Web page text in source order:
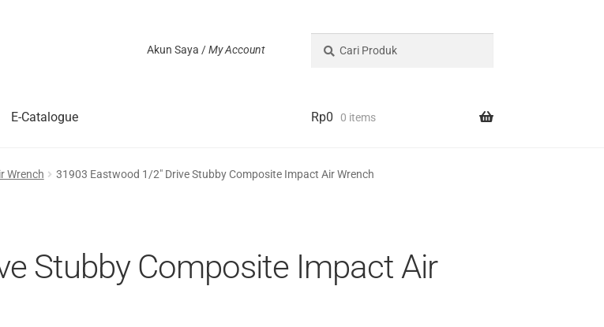
Akun Saya /My Account
untuk:
E-Catalogue Rp0 0 items
Wrench 31903 Eastwood 1/2″ Drive Stubby Composite Impact Air Wrench
Stubby Composite Impact Air